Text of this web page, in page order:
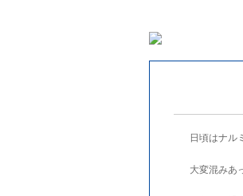
日頃はナル
大変混みあ